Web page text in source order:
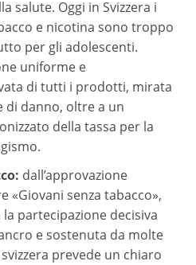
salute. Oggi in Svizzera i
e nicotina sono troppo
per gli adolescenti.
uniforme e
di tutti i prodotti, mirata
di danno, oltre a un
della tassa per la
dall’approvazione
«Giovani senza tabacco»,
partecipazione decisiva
e sostenuta da molte
prevede un chiaro